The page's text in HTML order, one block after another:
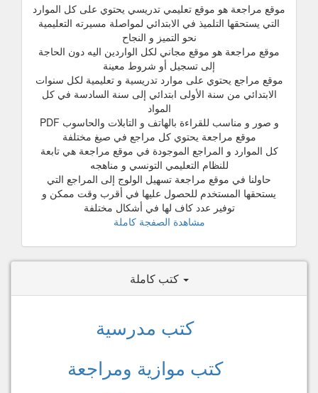
موقع مراجعة هو موقع تعليمي تدريسي يحتوي على كل الموارد
التي يستحقها التلميذ في الابتدائي لمواصلة مسيرته التعليمية
نحو التميز و النجاح
موقع مراجعة هو موقع مجاني لكل الواردين اليه دون الحاجة
إلى تسجيل أو شروط معينة
موقع مراجع يحتوي على موارد تدريسية و تعليمية لكل سنوات
الابتدائي من سنة الأولى ابتدائي إلى سنة السادسة في كل
المواد
و صور و مناسب للقراءة بالهاتف و التابلات والحاسوب PDF
موقع مراجعة يحتوي كل مراجع في صيغ مختلفة
كل الموارد و المراجع الموجودة في موقع مراجعة هي تابعة
للنظام التعليمي التونسي و مناهجه
حاولنا في موقع مراجعة تسهيل الولوج إلى المراجع التي
يستحقها المستخدم للحصول عليها في أقرب وقت ممكن و
توفير عدد كاف لها في أشكال مختلفة
مشاهدة الصفجة كاملة
كتب كاملة
كتب مدرسية
كتب موازية ومراجعة